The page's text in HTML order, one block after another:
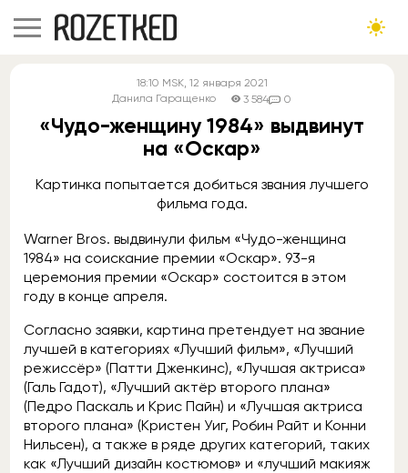
18:10 MSK, 12 января 2021
Данила Гаращенко
3 584 0
«Чудо-женщину 1984» выдвинут
на «Оскар»
Картинка попытается добиться звания лучшего
фильма года.
Warner Bros. выдвинули фильм «Чудо-женщина
1984» на соискание премии «Оскар». 93-я
церемония премии «Оскар» состоится в этом
году в конце апреля.
Согласно заявки, картина претендует на звание
лучшей в категориях «Лучший фильм», «Лучший
режиссёр» (Патти Дженкинс), «Лучшая актриса»
(Галь Гадот), «Лучший актёр второго плана»
(Педро Паскаль и Крис Пайн) и «Лучшая актриса
второго плана» (Кристен Уиг, Робин Райт и Конни
Нильсен), а также в ряде других категорий, таких
как «Лучший дизайн костюмов» и «лучший макияж